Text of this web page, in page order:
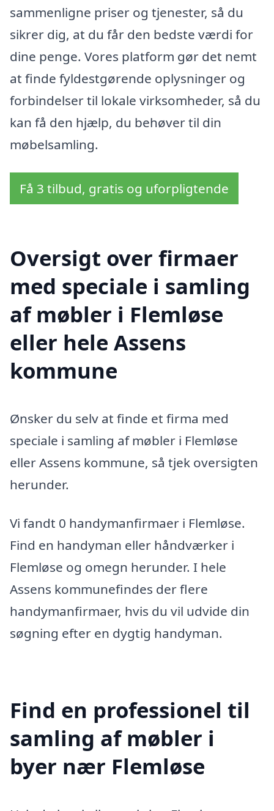
sammenligne priser og tjenester, så du
sikrer dig, at du får den bedste værdi for
dine penge. Vores platform gør det nemt
at finde fyldestgørende oplysninger og
forbindelser til lokale virksomheder, så du
kan få den hjælp, du behøver til din
møbelsamling.
Få 3 tilbud, gratis og uforpligtende
Oversigt over firmaer
med speciale i samling
af møbler i Flemløse
eller hele Assens
kommune
Ønsker du selv at finde et firma med
speciale i samling af møbler i Flemløse
eller Assens kommune, så tjek oversigten
herunder.
Vi fandt 0 handymanfirmaer i Flemløse.
Find en handyman eller håndværker i
Flemløse og omegn herunder. I hele
Assens kommunefindes der flere
handymanfirmaer, hvis du vil udvide din
søgning efter en dygtig handyman.
Find en professionel til
samling af møbler i
byer nær Flemløse